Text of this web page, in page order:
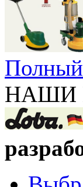
Полный
НАШИ